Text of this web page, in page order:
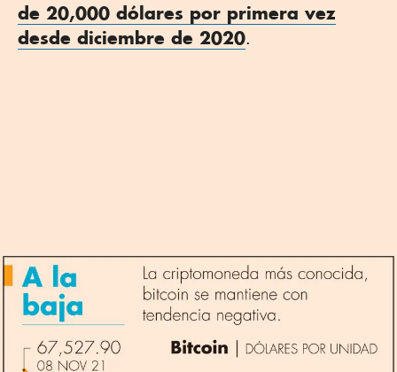
de 20,000 dólares por primera vez
desde diciembre de 2020.